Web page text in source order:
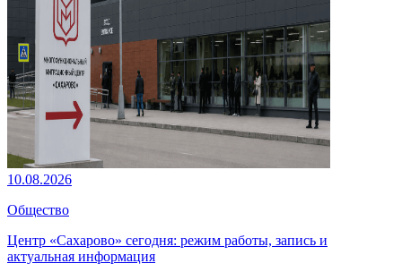
10.08.2026
Общество
Центр «Сахарово» сегодня: режим работы, запись и
актуальная информация